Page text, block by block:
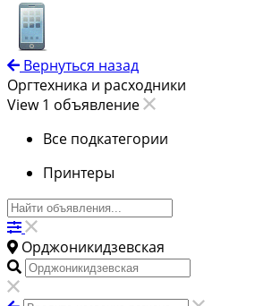
Вернуться назад
Оргтехника и расходники
View 1 объявление
Все подкатегории
Принтеры
Орджоникидзевская